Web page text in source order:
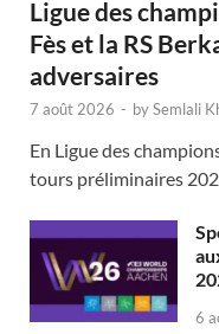
Ligue des
Fès et la RS
adversaires
7 août 2026 - bySemlali
En Ligue des
tours préliminaires
6